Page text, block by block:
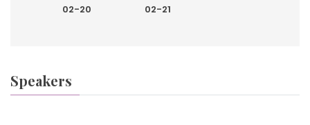
02-20
02-21
Speakers